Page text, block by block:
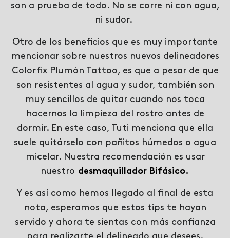
son a prueba de todo. No se corre ni con agua,
ni sudor.
Otro de los beneficios que es muy importante
mencionar sobre nuestros nuevos delineadores
Colorfix Plumón Tattoo, es que a pesar de que
son resistentes al agua y sudor, también son
muy sencillos de quitar cuando nos toca
hacernos la limpieza del rostro antes de
dormir. En este caso, Tuti menciona que ella
suele quitárselo con pañitos húmedos o agua
micelar. Nuestra recomendación es usar
nuestro desmaquillador Bifásico.
Y es así como hemos llegado al final de esta
nota, esperamos que estos tips te hayan
servido y ahora te sientas con más confianza